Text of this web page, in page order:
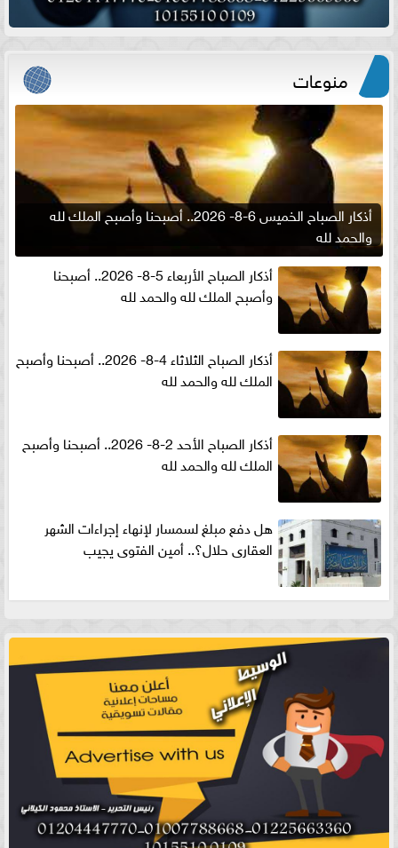
منوعات
أذكار الصباح الخميس 6-8- 2026.. أصبحنا وأصبح الملك لله
والحمد لله
أذكار الصباح الأربعاء 5-8- 2026.. أصبحنا
وأصبح الملك لله والحمد لله
أذكار الصباح الثلاثاء 4-8- 2026.. أصبحنا وأصبح
الملك لله والحمد لله
أذكار الصباح الأحد 2-8- 2026.. أصبحنا وأصبح
الملك لله والحمد لله
هل دفع مبلغ لسمسار لإنهاء إجراءات الشهر
العقارى حلال؟.. أمين الفتوى يجيب